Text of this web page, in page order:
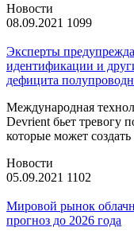
Новости
08.09.2021 1099
Эксперты
идентификации и
дефицита
Международная
Devrient бьет тревогу
которые может
Новости
05.09.2021 1102
Мировой рынок
прогноз до 2026 года